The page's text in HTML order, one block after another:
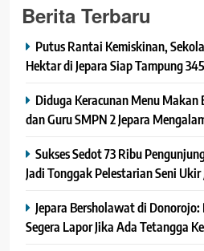
Berita Terbaru
Putus Rantai Kemiskinan,
Hektar di Jepara Siap Tampung
Diduga Keracunan Menu Makan
dan Guru SMPN 2 Jepara
Sukses Sedot 73 Ribu
Jadi Tonggak Pelestarian Seni Ukir
Jepara Bersholawat di
Segera Lapor Jika Ada Tetangga